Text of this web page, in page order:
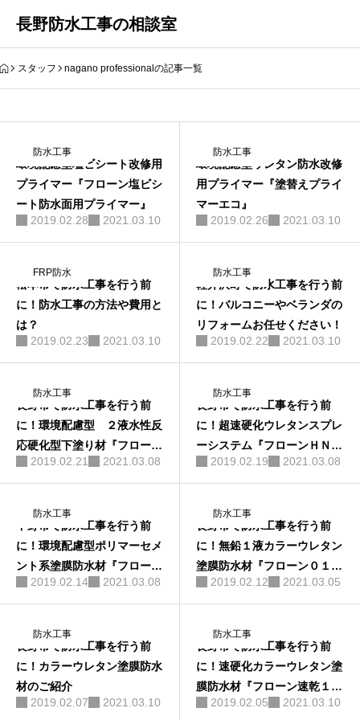
長野防水工事の相談室
スタッフ nagano professionalの記事一覧
防水工事
環境配慮型塩ビシート改修用
プライマー『フローン塩ビシ
ート防水面用プライマー』
2019.02.28
2021.03.10
防水工事
環境配慮型ウレタン防水改修
用プライマー『塗替えプライ
マーエコ』
2019.02.26
2021.03.10
FRP防水
松本市で防水工事を行う前
に！防水工事の方法や費用と
は？
2019.02.23
2021.03.10
防水工事
軽井沢町で防水工事を行う前
に！バルコニーやベランダの
リフォームお任せください！
2019.02.22
2021.03.10
防水工事
長野市で防水工事を行う前
に！環境配慮型 ２液水性反
応硬化型下塗り材『フローン
エコプラ速乾』
2019.02.21 2021.03.08
防水工事
長野市で防水工事を行う前
に！超速硬化ウレタンスプレ
ーシステム『フローンＨＮＴ
スプレー』
2019.02.19 2021.03.08
防水工事
中野市で防水工事を行う前
に！環境配慮型ポリマーセメ
ント系塗膜防水材『フローン
無機防水』とは
2019.02.14 2021.03.08
防水工事
長野市で防水工事を行う前
に！無鉛１液カラーウレタン
塗膜防水材『フローン０１』
とは2019.02.12 2021.03.05
防水工事
長野市で防水工事を行う前
に！カラーウレタン塗膜防水
材のご紹介
2019.02.07
2021.03.10
防水工事
長野市で防水工事を行う前
に！速硬化カラーウレタン塗
膜防水材『フローン速乾１１
０』とは？
2019.02.05 2021.03.10